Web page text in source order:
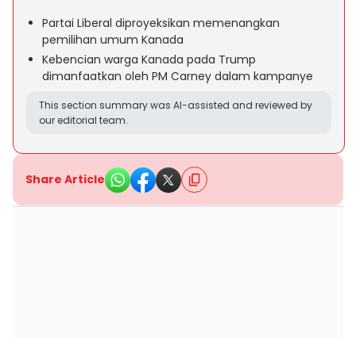
Partai Liberal diproyeksikan memenangkan
pemilihan umum Kanada
Kebencian warga Kanada pada Trump
dimanfaatkan oleh PM Carney dalam kampanye
This section summary was AI-assisted and reviewed by
our editorial team.
Share Article